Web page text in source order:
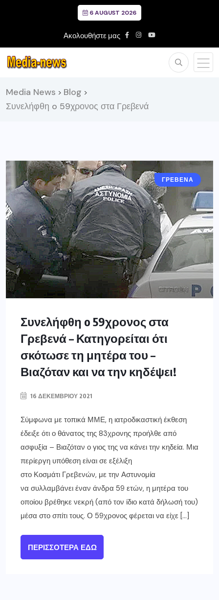
6 AUGUST 2026
Ακολουθήστε μας
Media News > Blog >
Συνελήφθη o 59χρονος στα Γρεβενά
ΓΡΕΒΕΝΑ
Συνελήφθη o 59χρονος στα
Γρεβενά – Κατηγορείται ότι
σκότωσε τη μητέρα του –
Βιαζόταν και να την κηδέψει!
16 ΔΕΚΕΜΒΡΊΟΥ 2021
Σύμφωνα με τοπικά ΜΜΕ, η ιατροδικαστική έκθεση
έδειξε ότι ο θάνατος της 83χρονης προήλθε από
ασφυξία – Βιαζόταν ο γιος της να κάνει την κηδεία. Μια
περίεργη υπόθεση είναι σε εξέλιξη
στο Κοσμάτι Γρεβενών, με την Αστυνομία
να συλλαμβάνει έναν άνδρα 59 ετών, η μητέρα του
οποίου βρέθηκε νεκρή (από τον ίδιο κατά δήλωσή του)
μέσα στο σπίτι τους. Ο 59χρονος φέρεται να είχε […]
ΠΕΡΙΣΣΌΤΕΡΑ ΕΔΏ